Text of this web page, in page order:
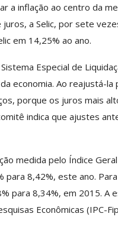
a inflação ao centro da
a Selic, por sete
em 14,25% ao ano.
Especial de
economia. Ao reajustá-la
porque os juros mais
indica que ajustes
medida pelo Índice
8,42%, este ano.
para 8,34%, em 2015. A
Econômicas (IPC-
E
Valores